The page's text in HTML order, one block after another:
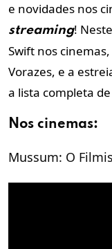
e novidades nos
streaming!
Swift nos
Vorazes, e a
a lista completa
Nos cinemas:
Mussum: O